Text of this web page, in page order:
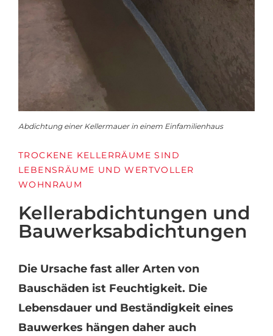
Abdichtung einer Kellermauer in einem Einfamilienhaus
TROCKENE KELLERRÄUME SIND
LEBENSRÄUME UND WERTVOLLER
WOHNRAUM
Kellerabdichtungen und
Bauwerksabdichtungen
Die Ursache fast aller Arten von
Bauschäden ist Feuchtigkeit. Die
Lebensdauer und Beständigkeit eines
Bauwerkes hängen daher auch